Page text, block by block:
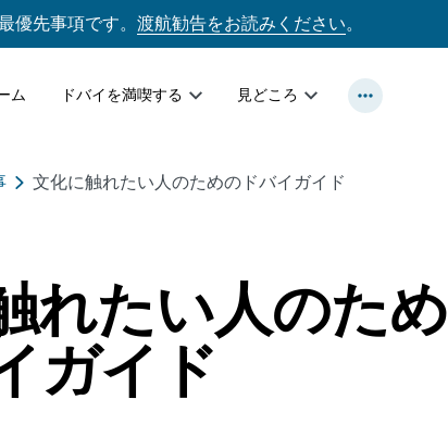
優先事項です。 渡航勧告をお読みください。
ム ドバイを満喫する 見どころ
文化に触れたい人のためのドバイガイド
れたい人のため
ガイド